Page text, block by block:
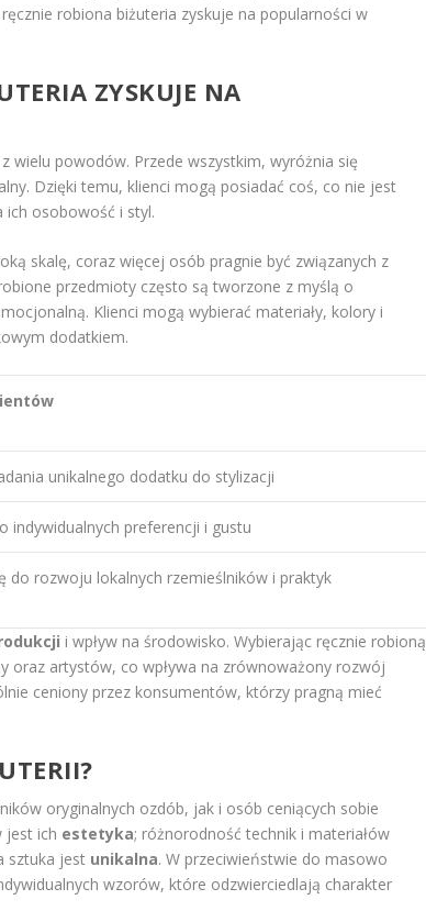
robiona biżuteria zyskuje na popularności w
ZYSKUJE NA
wielu powodów. Przede wszystkim, wyróżnia się
Dzięki temu, klienci mogą posiadać coś, co nie jest
ich osobowość i styl.
skalę, coraz więcej osób pragnie być związanych z
przedmioty często są tworzone z myślą o
Klienci mogą wybierać materiały, kolory i
dodatkiem.
unikalnego dodatku do stylizacji
indywidualnych preferencji i gustu
do rozwoju lokalnych rzemieślników i praktyk
i wpływ na środowisko. Wybierając ręcznie robioną
oraz artystów, co wpływa na zrównoważony rozwój
ceniony przez konsumentów, którzy pragną mieć
oryginalnych ozdób, jak i osób ceniących sobie
jest ich estetyka; różnorodność technik i materiałów
sztuka jest unikalna. W przeciwieństwie do masowo
wzorów, które odzwierciedlają charakter